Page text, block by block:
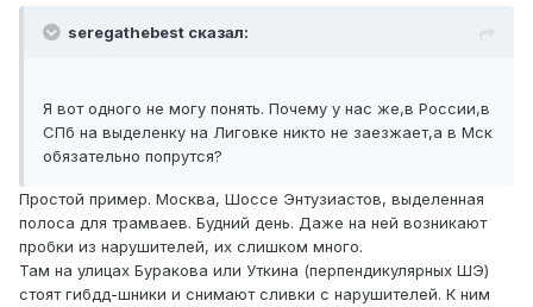
seregathebest сказал:
Я вот одного не могу понять. Почему у нас же,в России,в
СПб на выделенку на Лиговке никто не заезжает,а в Мск
обязательно попрутся?
Простой пример. Москва, Шоссе Энтузиастов, выделенная
полоса для трамваев. Будний день. Даже на ней возникают
пробки из нарушителей, их слишком много.
Там на улицах Буракова или Уткина (перпендикулярных ШЭ)
стоят гибдд-шники и снимают сливки с нарушителей. К ним